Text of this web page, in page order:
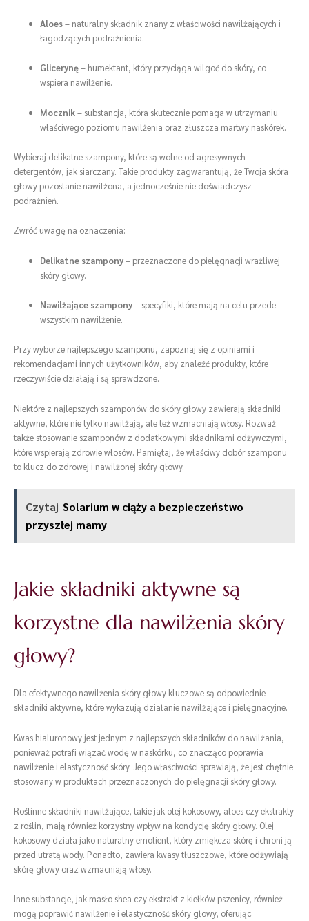
Aloes– naturalny składnik znany z właściwości nawilżających i
łagodzących podrażnienia.
Glicerynę– humektant, który przyciąga wilgoć do skóry, co
wspiera nawilżenie.
Mocznik– substancja, która skutecznie pomaga w utrzymaniu
właściwego poziomu nawilżenia oraz złuszcza martwy naskórek.
Wybieraj delikatne szampony, które są wolne od agresywnych
detergentów, jak siarczany. Takie produkty zagwarantują, że Twoja skóra
głowy pozostanie nawilżona, a jednocześnie nie doświadczysz
podrażnień.
Zwróć uwagę na oznaczenia:
Delikatne szampony– przeznaczone do pielęgnacji wrażliwej
skóry głowy.
Nawilżające szampony– specyfiki, które mają na celu przede
wszystkim nawilżenie.
Przy wyborze najlepszego szamponu, zapoznaj się z opiniami i
rekomendacjami innych użytkowników, aby znaleźć produkty, które
rzeczywiście działają i są sprawdzone.
Niektóre z najlepszych szamponów do skóry głowy zawierają składniki
aktywne, które nie tylko nawilżają, ale też wzmacniają włosy. Rozważ
także stosowanie szamponów z dodatkowymi składnikami odżywczymi,
które wspierają zdrowie włosów. Pamiętaj, że właściwy dobór szamponu
to klucz do zdrowej i nawilżonej skóry głowy.
Czytaj Solarium w ciąży a bezpieczeństwo
przyszłej mamy
Jakie składniki aktywne są
korzystne dla nawilżenia skóry
głowy?
Dla efektywnego nawilżenia skóry głowy kluczowe są odpowiednie
składniki aktywne, które wykazują działanie nawilżające i pielęgnacyjne.
Kwas hialuronowy jest jednym z najlepszych składników do nawilżania,
ponieważ potrafi wiązać wodę w naskórku, co znacząco poprawia
nawilżenie i elastyczność skóry. Jego właściwości sprawiają, że jest chętnie
stosowany w produktach przeznaczonych do pielęgnacji skóry głowy.
Roślinne składniki nawilżające, takie jak olej kokosowy, aloes czy ekstrakty
z roślin, mają również korzystny wpływ na kondycję skóry głowy. Olej
kokosowy działa jako naturalny emolient, który zmiękcza skórę i chroni ją
przed utratą wody. Ponadto, zawiera kwasy tłuszczowe, które odżywiają
skórę głowy oraz wzmacniają włosy.
Inne substancje, jak masło shea czy ekstrakt z kiełków pszenicy, również
mogą poprawić nawilżenie i elastyczność skóry głowy, oferując